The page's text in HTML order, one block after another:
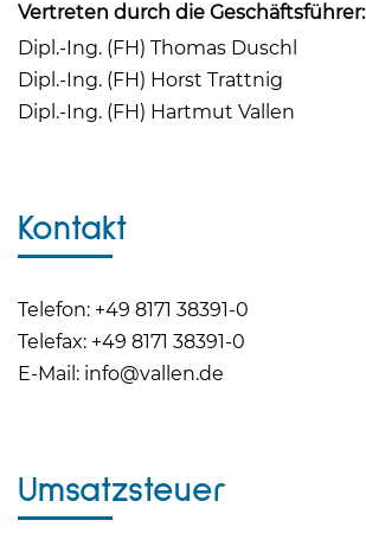
Vertreten durch die Geschäftsführer:
Dipl.-Ing. (FH) Thomas Duschl
Dipl.-Ing. (FH) Horst Trattnig
Dipl.-Ing. (FH) Hartmut Vallen
Kontakt
Telefon: +49 8171 38391-0
Telefax: +49 8171 38391-0
E-Mail: info@vallen.de
Umsatzsteuer